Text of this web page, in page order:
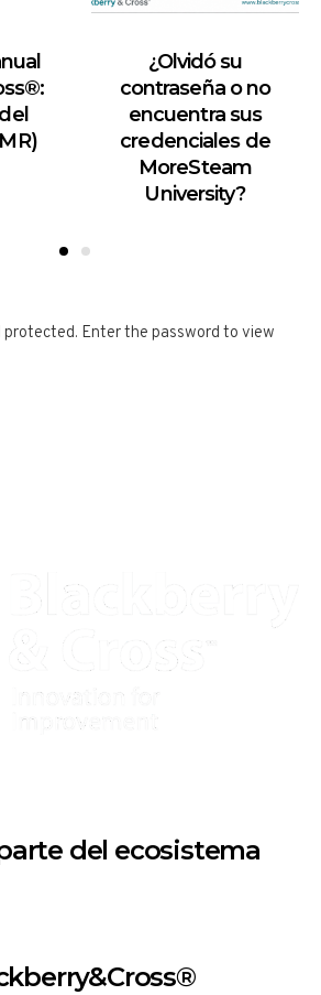
¿Olvidó su
contraseña o no
encuentra sus
credenciales de
MoreSteam
University?
protected. Enter the password to view
del ecosistema